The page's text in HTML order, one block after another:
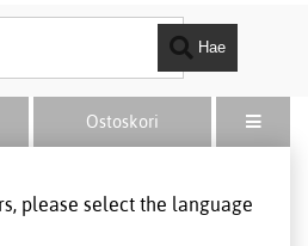
Hae
Ostoskori
please select the language